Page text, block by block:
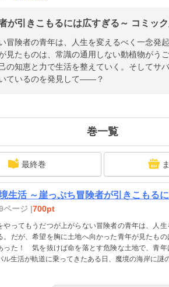
が引きこもるには広すぎる～ コミッ
冒険者の青年は、人生を変えるべく一念発
見たものは、常識の通用しない動植物が
の知恵と力で生活を整えていく。そしてサ
ているのを発見して――？
巻一覧
最終巻
生活 ～崖っぷち冒険者が引きこもる
ページ |700pt
やってもうだつが上がらない冒険者の青年は、人
。だが、希望を胸に土地へ向かった青年が見たも
った！ 気を抜けば命を落とす危険な土地で、青
ル生活が軌道に乗ってきたある日、魔境の海岸に